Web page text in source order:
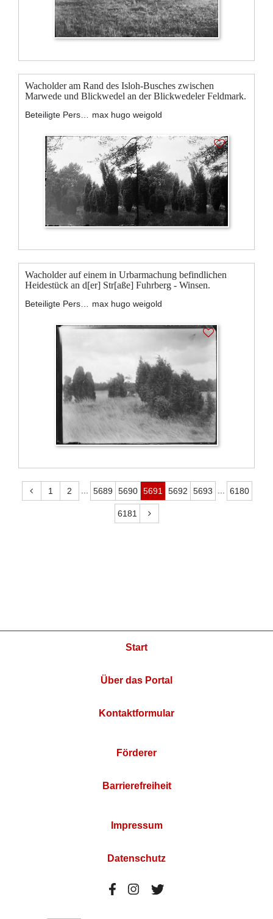
Wacholder am Rand des Isloh-Busches zwischen
Marwede und Blickwedel an der Blickwedeler Feldmark.
max hugo weigold
Wacholder auf einem in Urbarmachung befindlichen
Heidestück an d[er] Str[aße] Fuhrberg - Winsen.
max hugo weigold
1 2 5689 5690 5691 5692 5693 6180
6181
Start
Über das Portal
Kontaktformular
Förderer
Barrierefreiheit
Impressum
Datenschutz